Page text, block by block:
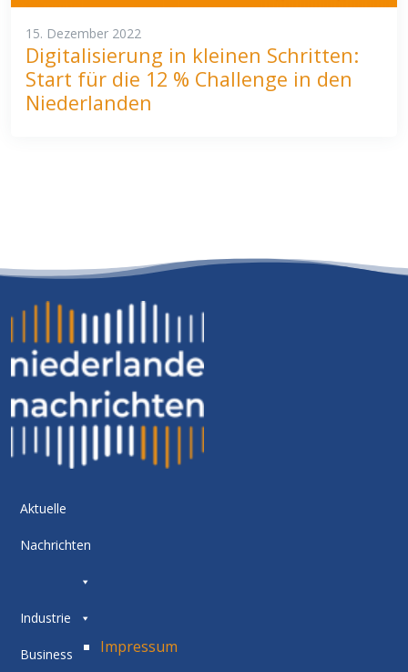
15. Dezember 2022
Digitalisierung in kleinen Schritten:
Start für die 12 % Challenge in den
Niederlanden
Aktuelle
Nachrichten
Industrie
Business
Impressum